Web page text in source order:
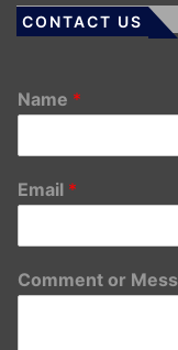
CONTACT US
Name *
Email *
Comment or